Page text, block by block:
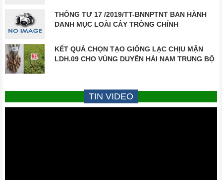
THÔNG TƯ 17 /2019/TT-BNNPTNT BAN HÀNH
DANH MỤC LOÀI CÂY TRỒNG CHÍNH
KẾT QUẢ CHỌN TẠO GIỐNG LẠC CHỊU MẶN
LDH.09 CHO VÙNG DUYÊN HẢI NAM TRUNG BỘ
TIN VIDEO